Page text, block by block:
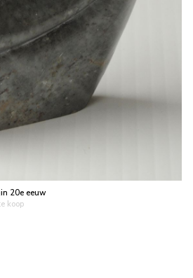
20e eeuw
koop